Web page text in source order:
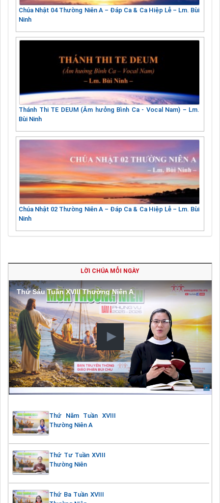
Chúa Nhật 04 Thường Niên A – Đáp Ca & Ca Hiệp Lễ – Lm. Bùi
Ninh
Thánh Thi TE DEUM (Âm hưởng Bình Ca - Vocal Nam) – Lm.
Bùi Ninh
Chúa Nhật 02 Thường Niên A – Đáp Ca & Ca Hiệp Lễ – Lm. Bùi
Ninh
LỜI CHÚA MỖI NGÀY
Thứ Sáu Tuần XVIII Thường Niên A
Thứ Năm Tuần XVIII
Thường Niên A
Thứ Tư Tuần XVIII
Thường Niên
Thứ Ba Tuần XVIII